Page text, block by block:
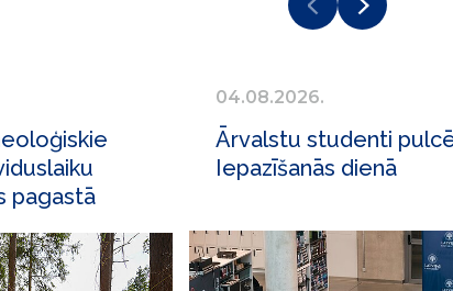
pagastā
04.08.2026.
Ārvalstu studenti
Iepazīšanās dienā